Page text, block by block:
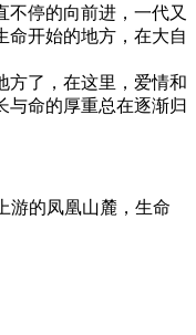
不停的向前进，一代又
命开始的地方，在大自
了，在这里，爱情和
与命的厚重总在逐渐归
游的凤凰山麓，生命